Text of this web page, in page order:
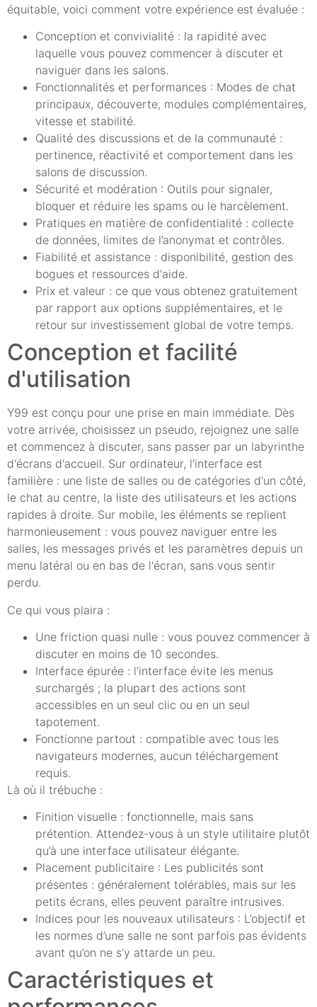
équitable, voici comment votre expérience est évaluée :
Conception et convivialité : la rapidité avec
laquelle vous pouvez commencer à discuter et
naviguer dans les salons.
Fonctionnalités et performances : Modes de chat
principaux, découverte, modules complémentaires,
vitesse et stabilité.
Qualité des discussions et de la communauté :
pertinence, réactivité et comportement dans les
salons de discussion.
Sécurité et modération : Outils pour signaler,
bloquer et réduire les spams ou le harcèlement.
Pratiques en matière de confidentialité : collecte
de données, limites de l’anonymat et contrôles.
Fiabilité et assistance : disponibilité, gestion des
bogues et ressources d'aide.
Prix et valeur : ce que vous obtenez gratuitement
par rapport aux options supplémentaires, et le
retour sur investissement global de votre temps.
Conception et facilité
d'utilisation
Y99 est conçu pour une prise en main immédiate. Dès
votre arrivée, choisissez un pseudo, rejoignez une salle
et commencez à discuter, sans passer par un labyrinthe
d'écrans d'accueil. Sur ordinateur, l'interface est
familière : une liste de salles ou de catégories d'un côté,
le chat au centre, la liste des utilisateurs et les actions
rapides à droite. Sur mobile, les éléments se replient
harmonieusement : vous pouvez naviguer entre les
salles, les messages privés et les paramètres depuis un
menu latéral ou en bas de l'écran, sans vous sentir
perdu.
Ce qui vous plaira :
Une friction quasi nulle : vous pouvez commencer à
discuter en moins de 10 secondes.
Interface épurée : l’interface évite les menus
surchargés ; la plupart des actions sont
accessibles en un seul clic ou en un seul
tapotement.
Fonctionne partout : compatible avec tous les
navigateurs modernes, aucun téléchargement
requis.
Là où il trébuche :
Finition visuelle : fonctionnelle, mais sans
prétention. Attendez-vous à un style utilitaire plutôt
qu’à une interface utilisateur élégante.
Placement publicitaire : Les publicités sont
présentes : généralement tolérables, mais sur les
petits écrans, elles peuvent paraître intrusives.
Indices pour les nouveaux utilisateurs : L’objectif et
les normes d’une salle ne sont parfois pas évidents
avant qu’on ne s’y attarde un peu.
Caractéristiques et